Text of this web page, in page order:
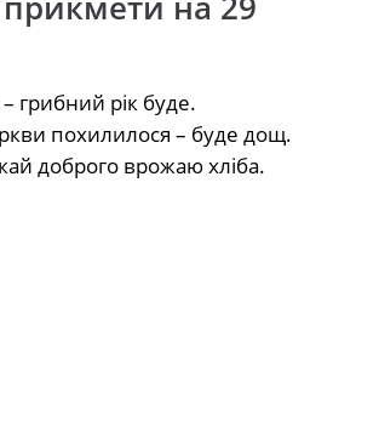
грибний рік буде.
похилилося – буде дощ.
доброго врожаю хліба.